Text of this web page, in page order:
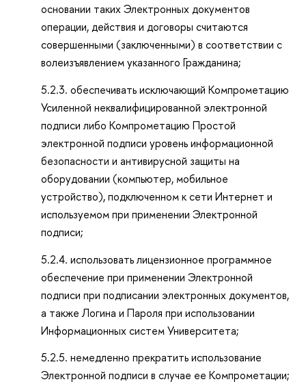
основании таких Электронных документов
операции, действия и договоры считаются
совершенными (заключенными) в соответствии с
волеизъявлением указанного Гражданина;
5.2.3. обеспечивать исключающий Компрометацию
Усиленной неквалифицированной электронной
подписи либо Компрометацию Простой
электронной подписи уровень информационной
безопасности и антивирусной защиты на
оборудовании (компьютер, мобильное
устройство), подключенном к сети Интернет и
используемом при применении Электронной
подписи;
5.2.4. использовать лицензионное программное
обеспечение при применении Электронной
подписи при подписании электронных документов,
а также Логина и Пароля при использовании
Информационных систем Университета;
5.2.5. немедленно прекратить использование
Электронной подписи в случае ее Компрометации;